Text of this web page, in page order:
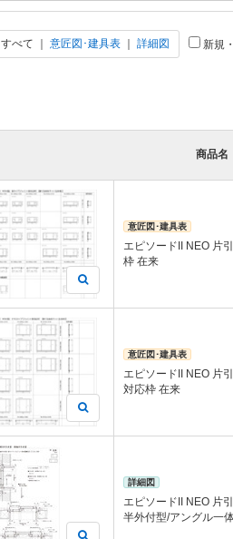
すべて 意匠図･建具表 詳細図 新規
商品名
意匠図･建具表
エピソードII NEO 片
枠 在来
意匠図･建具表
エピソードII NEO 片
対応枠 在来
詳細図
エピソードII NEO 片
半外付型/アングル一